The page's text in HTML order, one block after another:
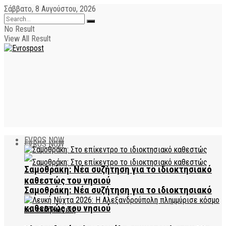
Σάββατο, 8 Αυγούστου, 2026
No Result
View All Result
EVROS NOW
Σαμοθράκη: Νέα συζήτηση για το ιδιοκτησιακό
καθεστώς του νησιού
EVROS NOW
Σαμοθράκη: Νέα συζήτηση για το ιδιοκτησιακό
καθεστώς του νησιού